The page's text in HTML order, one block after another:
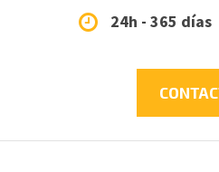
24h - 365 días